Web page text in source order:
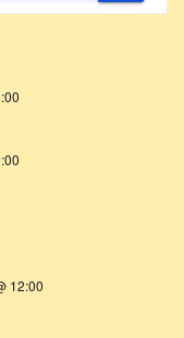
12:00